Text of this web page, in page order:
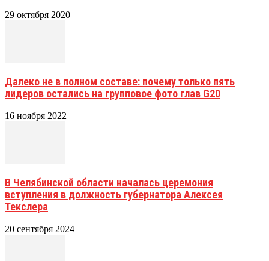
29 октября 2020
Далеко не в полном составе: почему только пять
лидеров остались на групповое фото глав G20
16 ноября 2022
В Челябинской области началась церемония
вступления в должность губернатора Алексея
Текслера
20 сентября 2024